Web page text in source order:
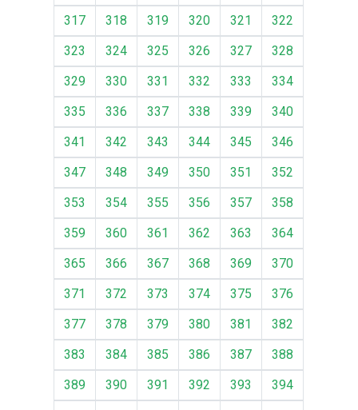
317
318 319 320 321
322
323
324 325 326 327
328
329
330 331 332 333
334
335
336 337 338 339
340
341
342 343 344 345
346
347
348 349 350 351
352
353
354 355 356 357
358
359
360 361 362 363
364
365
366 367 368 369
370
371
372 373 374 375
376
377
378 379 380 381
382
383
384 385 386 387
388
389
390 391 392 393
394